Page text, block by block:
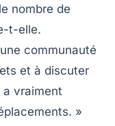
nombre de
t-elle.
communauté
et à discuter
a vraiment
»